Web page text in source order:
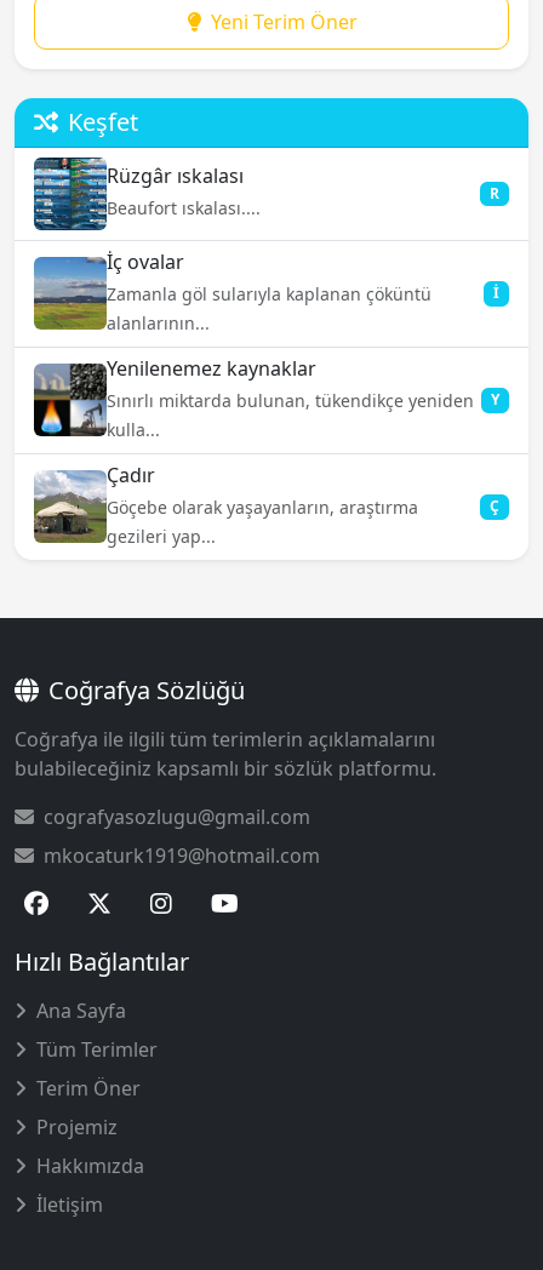
Yeni Terim Öner
Keşfet
Rüzgâr ıskalası
Beaufort ıskalası....
R
İç ovalar
Zamanla göl sularıyla kaplanan çöküntü
alanlarının...
İ
Yenilenemez kaynaklar
Sınırlı miktarda bulunan, tükendikçe yeniden
kulla...
Y
Çadır
Göçebe olarak yaşayanların, araştırma
gezileri yap...
Ç
Coğrafya Sözlüğü
Coğrafya ile ilgili tüm terimlerin açıklamalarını
bulabileceğiniz kapsamlı bir sözlük platformu.
cografyasozlugu@gmail.com
mkocaturk1919@hotmail.com
Hızlı Bağlantılar
Ana Sayfa
Tüm Terimler
Terim Öner
Projemiz
Hakkımızda
İletişim